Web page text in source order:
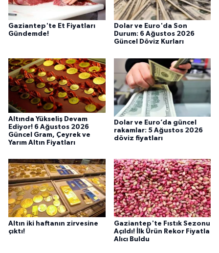
Gaziantep'te Et Fiyatları
Gündemde!
Dolar ve Euro'da Son
Durum: 6 Ağustos 2026
Güncel Döviz Kurları
Altında Yükseliş Devam
Ediyor! 6 Ağustos 2026
Güncel Gram, Çeyrek ve
Yarım Altın Fiyatları
Dolar ve Euro’da güncel
rakamlar: 5 Ağustos 2026
döviz fiyatları
Altın iki haftanın zirvesine
çıktı!
Gaziantep'te Fıstık Sezonu
Açıldı! İlk Ürün Rekor Fiyatla
Alıcı Buldu